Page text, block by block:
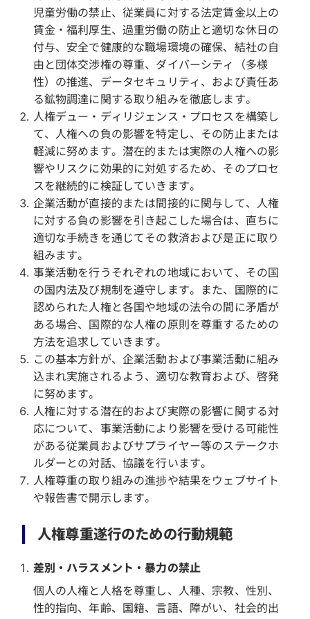
児童労働の禁止、従業員に対する法定賃金以上の
賃金・福利厚生、過重労働の防止と適切な休日の
付与、安全で健康的な職場環境の確保、結社の自
由と団体交渉権の尊重、ダイバーシティ（多様
性）の推進、データセキュリティ、および責任あ
る鉱物調達に関する取り組みを徹底します。
人権デュー・ディリジェンス・プロセスを構築し
て、人権への負の影響を特定し、その防止または
軽減に努めます。潜在的または実際の人権への影
響やリスクに効果的に対処するため、そのプロセ
スを継続的に検証していきます。
企業活動が直接的または間接的に関与して、人権
に対する負の影響を引き起こした場合は、直ちに
適切な手続きを通じてその救済および是正に取り
組みます。
事業活動を行うそれぞれの地域において、その国
の国内法及び規制を遵守します。また、国際的に
認められた人権と各国や地域の法令の間に矛盾が
ある場合、国際的な人権の原則を尊重するための
方法を追求していきます。
この基本方針が、企業活動および事業活動に組み
込まれ実施されるよう、適切な教育および、啓発
に努めます。
人権に対する潜在的および実際の影響に関する対
応について、事業活動により影響を受ける可能性
がある従業員およびサプライヤー等のステークホ
ルダーとの対話、協議を行います。
人権尊重の取り組みの進捗や結果をウェブサイト
や報告書で開示します。
人権尊重遂行のための行動規範
差別・ハラスメント・暴力の禁止
個人の人権と人格を尊重し、人種、宗教、性別、
性的指向、年齢、国籍、言語、障がい、社会的出